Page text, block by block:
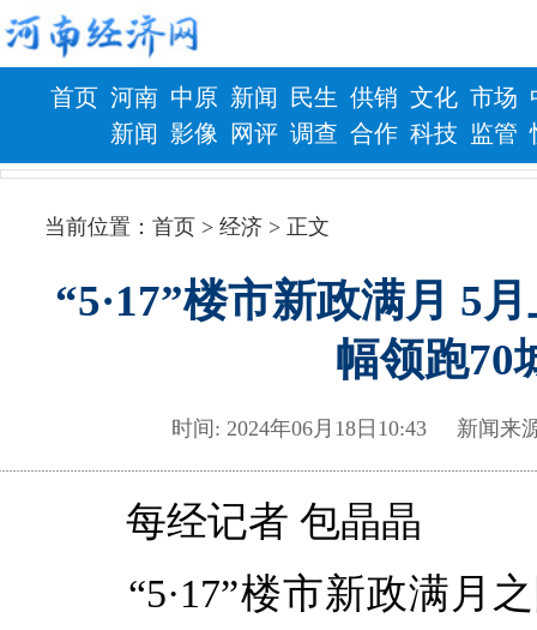
首页 河南
新闻
中原
影像
新闻
网评
民生
调查
供销
合作
文化
科技
市场
监管
财政 健康
当前位置：首页 > 经济 > 正文
“5·17”楼市新政满月 5
幅领跑70
时间: 2024年06月18日10:43 新闻
每经记者 包晶晶
“5·17”楼市新政满月之